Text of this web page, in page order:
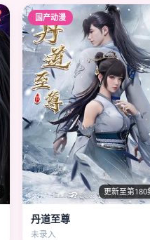
国产动漫
更新至第180
丹道至尊
未录入